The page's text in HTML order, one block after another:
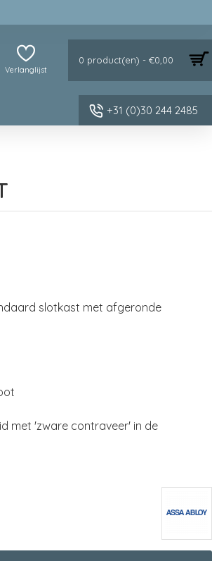
Verlanglijst
0 product(en) - €0,00
+31 (0)30 244 2485
slotkast met afgeronde
met 'zware contraveer' in de